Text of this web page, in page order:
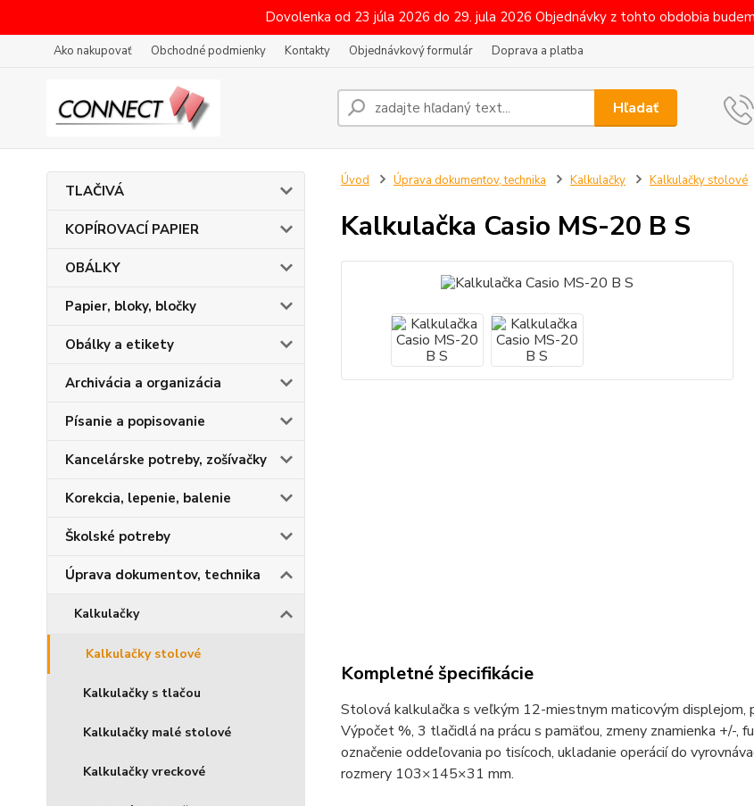
Dovolenka od 23 júla 2026 do 29. jula 2026 Objednávky z tohto obdobia
Ako nakupovať Obchodné podmienky Kontakty Objednávkový formulár Doprava a platba
Hľadať
TLAČIVÁ
KOPÍROVACÍ PAPIER
OBÁLKY
Papier, bloky, bločky
Obálky a etikety
Archivácia a organizácia
Písanie a popisovanie
Kancelárske potreby, zošívačky
Korekcia, lepenie, balenie
Školské potreby
Úprava dokumentov, technika
Kalkulačky
Kalkulačky stolové
Kalkulačky s tlačou
Kalkulačky malé stolové
Kalkulačky vreckové
Úvod Úprava dokumentov, technika Kalkulačky Kalkulačky stolové
Kalkulačka Casio MS-20 B S
Kompletné špecifikácie
Stolová kalkulačka s veľkým 12-miestnym maticovým
Výpočet %, 3 tlačidlá na prácu s pamäťou, zmeny znamienka +/-,
označenie oddeľovania po tisícoch, ukladanie operácií do
rozmery 103×145×31 mm.